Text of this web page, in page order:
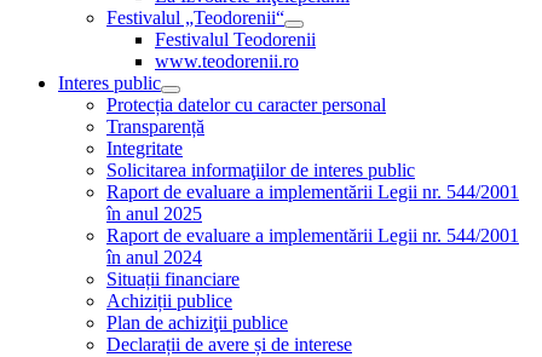
Festivalul „Teodorenii“
Festivalul Teodorenii
www.teodorenii.ro
Interes public
Protecția datelor cu caracter personal
Transparență
Integritate
Solicitarea informaţiilor de interes public
Raport de evaluare a implementării Legii nr. 544/2001
în anul 2025
Raport de evaluare a implementării Legii nr. 544/2001
în anul 2024
Situații financiare
Achiziții publice
Plan de achiziţii publice
Declarații de avere și de interese